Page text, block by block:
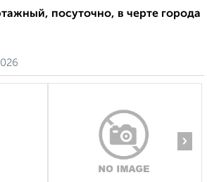
посуточно, в черте города
›